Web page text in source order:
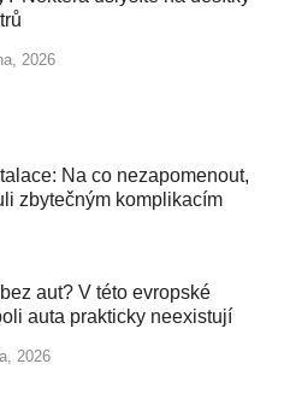
2026
Na co nezapomenout,
zbytečným komplikacím
aut? V této evropské
auta prakticky neexistují
2026